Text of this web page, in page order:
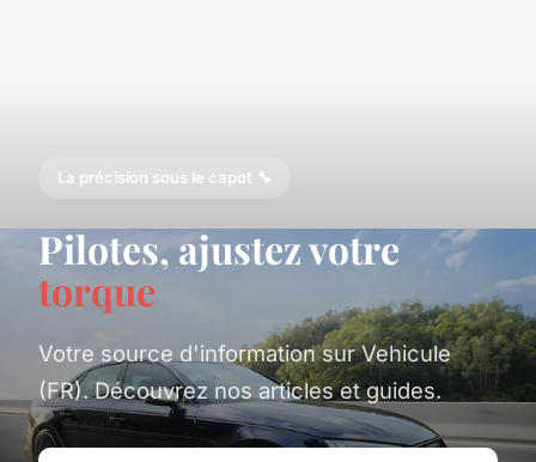
La précision sous le capot 🔧
Pilotes, ajustez votre
torque
Votre source d'information sur Vehicule
(FR). Découvrez nos articles et guides.